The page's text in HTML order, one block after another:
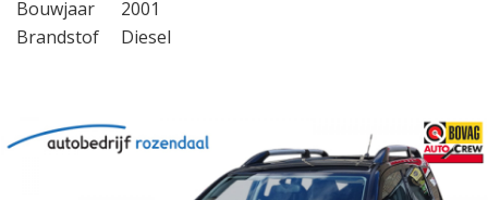
Bouwjaar
2001
Brandstof
Diesel